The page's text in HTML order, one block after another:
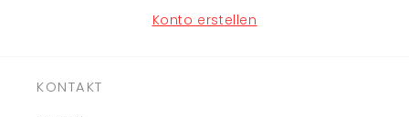
Konto erstellen
KONTAKT